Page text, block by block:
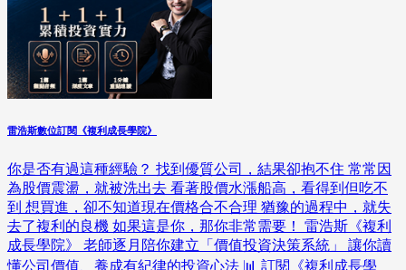
雷浩斯數位訂閱《複利成長學院》
你是否有過這種經驗？ 找到優質公司，結果卻抱不住 常常因
為股價震盪，就被洗出去 看著股價水漲船高，看得到但吃不
到 想買進，卻不知道現在價格合不合理 猶豫的過程中，就失
去了複利的良機 如果這是你，那你非常需要！ 雷浩斯《複利
成長學院》 老師逐月陪你建立「價值投資決策系統」 讓你讀
懂公司價值、養成有紀律的投資心法 📊 訂閱《複利成長學